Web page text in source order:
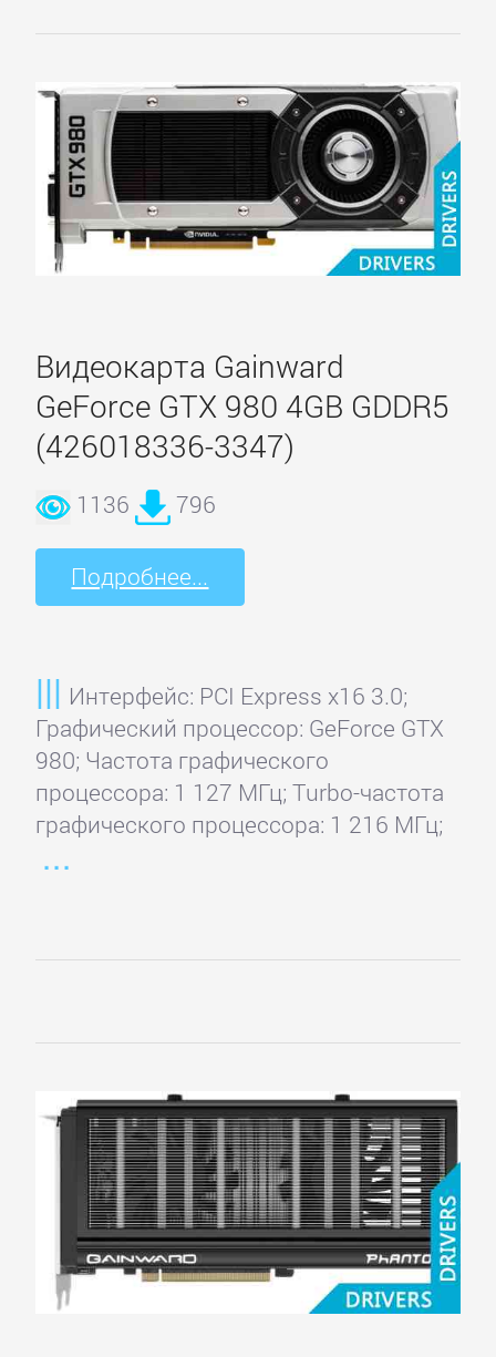
Видеокарта Gainward
GeForce GTX 980 4GB GDDR5
(426018336-3347)
1136 796
Подробнее...
Интерфейс: PCI Express x16 3.0;
Графический процессор: GeForce GTX
980; Частота графического
процессора: 1 127 МГц; Turbo-частота
графического процессора: 1 216 МГц;